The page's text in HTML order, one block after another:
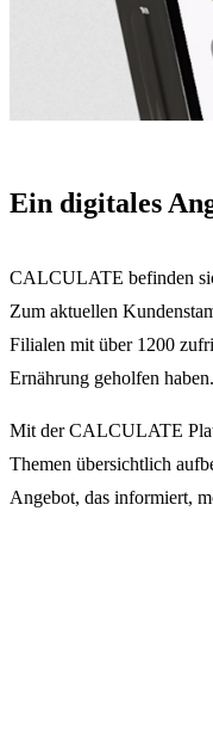
Ein digitales
CALCULATE befinden
Zum aktuellen
Filialen mit über 1200
Ernährung geholfen haben.
Mit der CALCULATE
Themen übersichtlich
Angebot, das informiert,